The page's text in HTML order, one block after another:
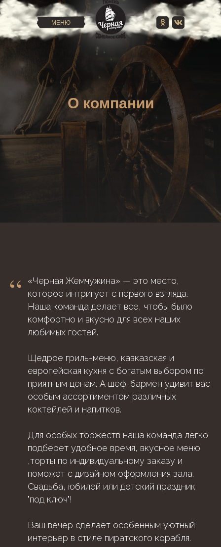
О компании
“
«Черная Жемчужина» — это место,
которое интригует с первого взгляда.
Наша команда делает все, чтобы было
комфортно и вкусно для всех наших
любимых гостей.
Щедрое гриль-меню, кавказская и
европейская кухня с богатым выбором по
приятным ценам. А шеф-бармен удивит вас
особым ассортиментом различных
коктейлей и напитков.
Для особых торжеств наша команда легко
подберет удобное время, вкусное меню
,торты по индивидуальному заказу и
поможет с дизайном оформления зала.
Свадьба, юбилей или детский праздник
"под ключ"!
Ваш вечер сделает особенным уютный
интерьер в стиле пиратского корабля.
МЕНЮ